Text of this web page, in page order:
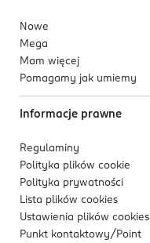
Nowe
Mega
Mam więcej
Pomagamy jak umiemy
Informacje prawne
Regulaminy
Polityka plików cookie
Polityka prywatności
Lista plików cookies
Ustawienia plików cookies
Punkt kontaktowy/ Point